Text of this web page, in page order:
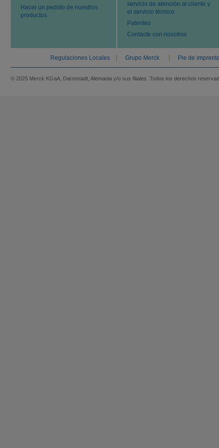
Hacer un pedido de nuestros
productos
servicio de atención al cliente y
el servicio técnico
Patentes
Contacte con nosotros
Regulaciones Locales Grupo Merck Pie de
© 2025 Merck KGaA, Darmstadt, Alemania y/o sus filiales. Todos los derechos